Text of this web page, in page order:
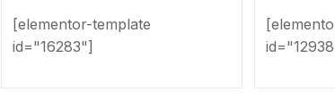
[elementor-template
id="16283"]